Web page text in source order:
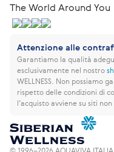
The World Around You
Attenzione alle
Garantiamo la qualità
esclusivamente nel nostro
WELLNESS. Non possiamo
rispetto delle condizioni di
l’acquisto avviene su siti